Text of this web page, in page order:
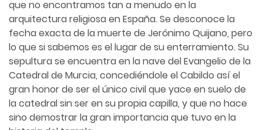
que no encontramos tan a menudo en la
arquitectura religiosa en España. Se desconoce la
fecha exacta de la muerte de Jerónimo Quijano, pero
lo que si sabemos es el lugar de su enterramiento. Su
sepultura se encuentra en la nave del Evangelio de la
Catedral de Murcia, concediéndole el Cabildo así el
gran honor de ser el único civil que yace en suelo de
la catedral sin ser en su propia capilla, y que no hace
sino demostrar la gran importancia que tuvo en la